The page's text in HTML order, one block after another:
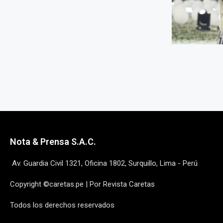
Nota & Prensa S.A.C.
Av. Guardia Civil 1321, Oficina 1802, Surquillo, Lima - Perú
Copyright ©caretas.pe | Por Revista Caretas
Todos los derechos reservados